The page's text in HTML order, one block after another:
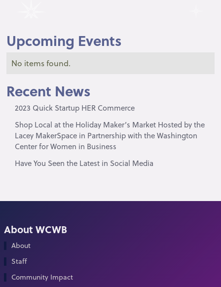
Upcoming Events
No items found.
Recent News
2023 Quick Startup HER Commerce
Shop Local at the Holiday Maker’s Market Hosted by the
Lacey MakerSpace in Partnership with the Washington
Center for Women in Business
Have You Seen the Latest in Social Media
About WCWB
About
Staff
Community Impact